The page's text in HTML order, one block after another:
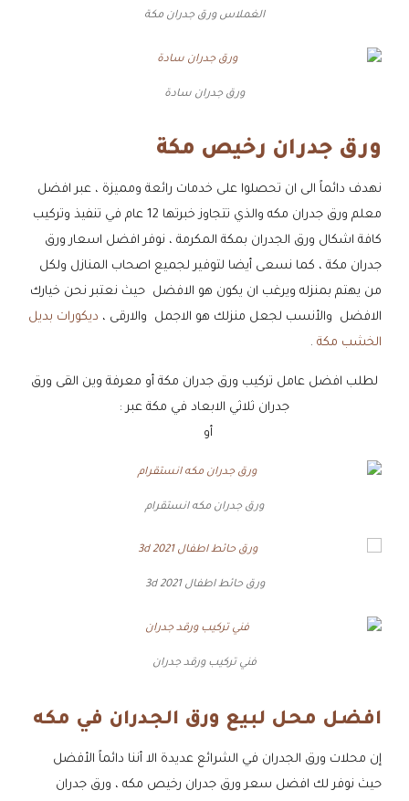
الغملاس ورق جدران مكة
ورق جدران سادة
ورق جدران رخيص مكة
نهدف دائماً الى ان تحصلوا على خدمات رائعة ومميزة ، عبر افضل
معلم ورق جدران مكه والذي تتجاوز خبرتها 12 عام في تنفيذ وتركيب
كافة اشكال ورق الجدران بمكة المكرمة ، نوفر افضل اسعار ورق
جدران مكة ، كما نسعى أيضا لتوفير لجميع اصحاب المنازل ولكل
من يهتم بمنزله ويرغب ان يكون هو الافضل حيث نعتبر نحن خيارك
الافضل والأنسب لجعل منزلك هو الاجمل والارقى ، ديكورات بديل
الخشب مكة .
لطلب افضل عامل تركيب ورق جدران مكة أو معرفة وين القى ورق
جدران ثلاثي الابعاد في مكة عبر :
أو
ورق جدران مكه انستقرام
ورق حائط اطفال 3d 2021
فني تركيب ورقد جدران
افضل محل لبيع ورق الجدران في مكه
إن محلات ورق الجدران في الشرائع عديدة الا أننا دائماً الأفضل
حيث نوفر لك افضل سعر ورق جدران رخيص مكه ، ورق جدران